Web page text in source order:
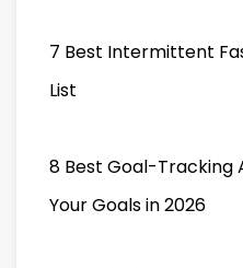
7 Best Intermittent
List
8 Best Goal-Tracking
Your Goals in 2026